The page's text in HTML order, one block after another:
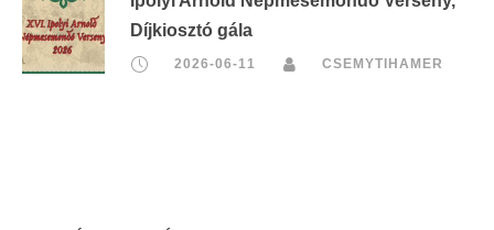
Díjkiosztó gála
2026-06-11 CSEMYTIHAMER